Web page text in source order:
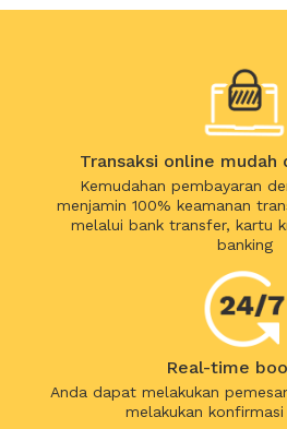
Transaksi online mudah
Kemudahan pembayaran
menjamin 100% keamanan
melalui bank transfer, kartu
banking
Real-time
Anda dapat melakukan
melakukan